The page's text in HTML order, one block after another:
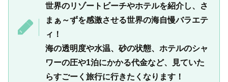
世界のリゾートビーチやホテルを紹介し、さ
まぁ～ずを感激させる世界の海自慢バラエテ
ィ！
海の透明度や水温、砂の状態、ホテルのシャ
ワーの圧や1泊にかかる代金など、見ていた
らすごーく旅行に行きたくなります！